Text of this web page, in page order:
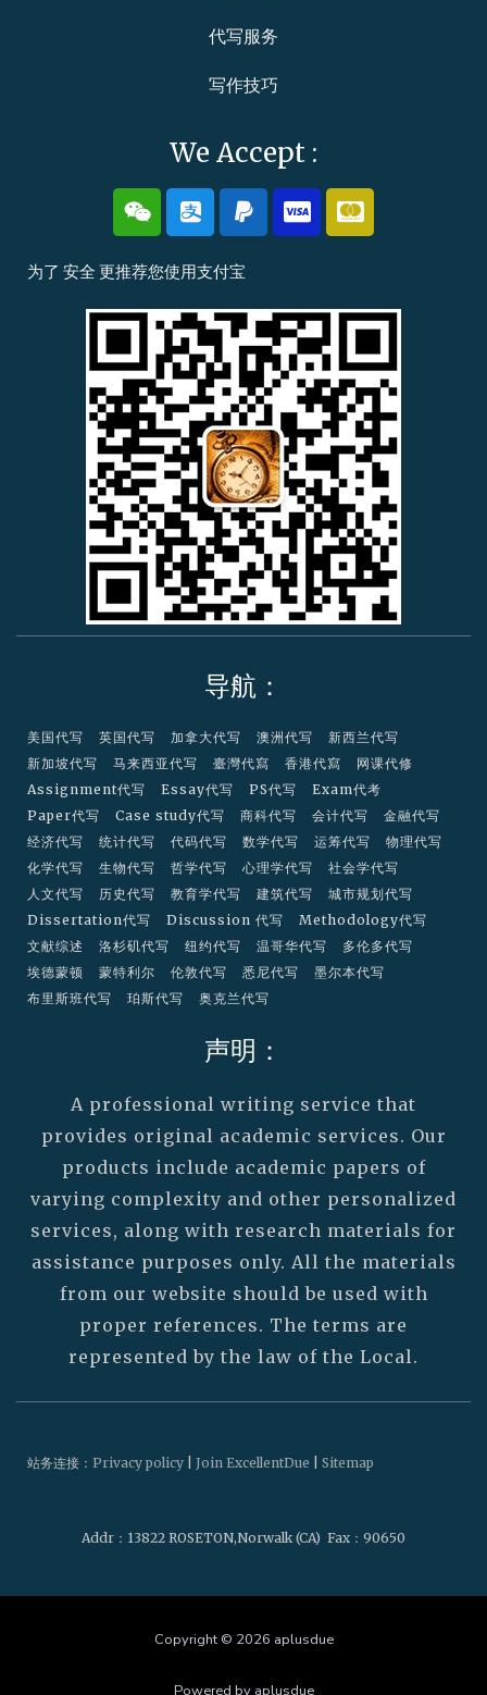
代写服务
写作技巧
We Accept :
W
e
i
x
n
A
l
i
p
y
P
a
y
p
l
C
c
-
s
a
C
c
-
s
e
r
c
a
r
d
为了 安全 更推荐您使用支付宝
导航：
美国代写 英国代写 加拿大代写 澳洲代写
新西兰代写
新加坡代写
马来西亚代写 臺灣代寫 香港代寫
网课代修
Assignment代写
Essay代写 PS代写
Exam代考
Paper代写
Case study代写 商科代写 会计代写
金融代写
经济代写
统计代写 代码代写 数学代写 运筹代写
物理代写
化学代写
生物代写 哲学代写 心理学代写
社会学代写
人文代写
历史代写 教育学代写 建筑代写
城市规划代写
Dissertation代写
Discussion 代写
Methodology代写
文献综述
洛杉矶代写 纽约代写 温哥华代写
多伦多代写
埃德蒙顿
蒙特利尔 伦敦代写 悉尼代写
墨尔本代写
布里斯班代写
珀斯代写 奥克兰代写
声明：
A professional writing service that
provides original academic services. Our
products include academic papers of
varying complexity and other personalized
services, along with research materials for
assistance purposes only. All the materials
from our website should be used with
proper references. The terms are
represented by the law of the Local.
Addr ：13822 ROSETON,Norwalk (CA) Fax ：90650
站务连接： Privacy policy Join ExcellentDue Sitemap
Copyright © 2026 aplusdue
Powered by aplusdue